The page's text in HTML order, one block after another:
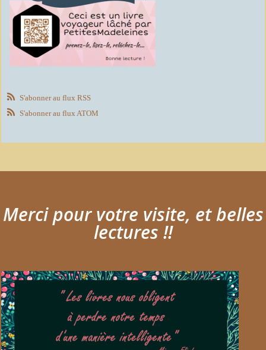
S'abonner au flux RSS
S'abonner au flux ATOM
Merci pour votre visite, et belles
lectures !!